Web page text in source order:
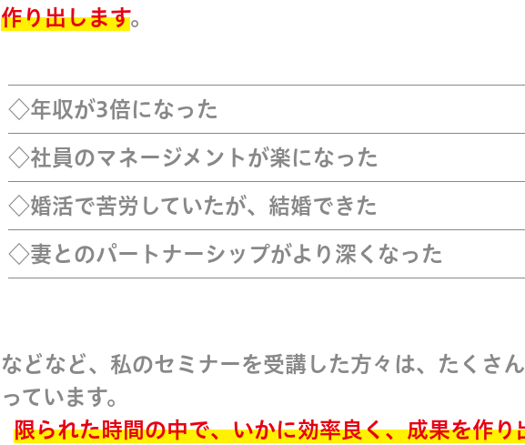
作り出します。
◇年収が3倍になった
◇社員のマネージメントが楽になった
◇婚活で苦労していたが、結婚できた
◇妻とのパートナーシップがより深くなった
などなど、私のセミナーを受講した方々は、たくさ
っています。
限られた時間の中で、いかに効率良く、成果を作り